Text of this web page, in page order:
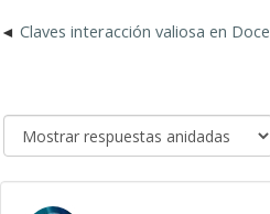
Claves interacción valiosa en